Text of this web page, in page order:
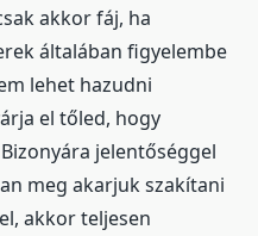
akkor fáj, ha
általában figyelembe
lehet hazudni
el tőled, hogy
jelentőséggel
meg akarjuk szakítani
akkor teljesen